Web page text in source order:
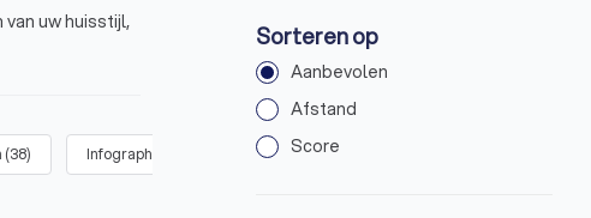
uw huisstijl,
(38) Infographics & datavisualisatie(13)
Sorteren op
Aanbevolen
Afstand
Score